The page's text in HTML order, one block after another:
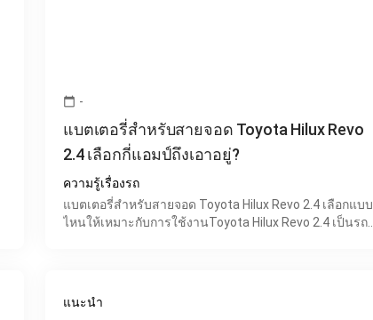
calendar_today -
แบตเตอรี่สำหรับสายจอด Toyota Hilux Revo
2.4 เลือกกี่แอมป์ถึงเอาอยู่?
ความรู้เรื่องรถ
แบตเตอรี่สำหรับสายจอด Toyota Hilux Revo 2.4 เลือกแบบ
ไหนให้เหมาะกับการใช้งานToyota Hilux Revo 2.4 เป็นรถ
แนะนำ